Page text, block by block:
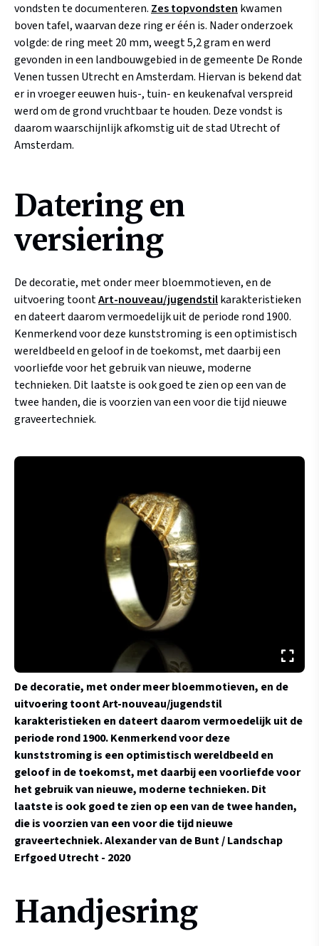
vondsten te documenteren. Zes topvondsten kwamen
boven tafel, waarvan deze ring er één is. Nader onderzoek
volgde: de ring meet 20 mm, weegt 5,2 gram en werd
gevonden in een landbouwgebied in de gemeente De Ronde
Venen tussen Utrecht en Amsterdam. Hiervan is bekend dat
er in vroeger eeuwen huis-, tuin- en keukenafval verspreid
werd om de grond vruchtbaar te houden. Deze vondst is
daarom waarschijnlijk afkomstig uit de stad Utrecht of
Amsterdam.
Datering en
versiering
De decoratie, met onder meer bloemmotieven, en de
uitvoering toontArt-nouveau/jugendstilkarakteristieken
en dateert daarom vermoedelijk uit de periode rond 1900.
Kenmerkend voor deze kunststroming is een optimistisch
wereldbeeld en geloof in de toekomst, met daarbij een
voorliefde voor het gebruik van nieuwe, moderne
technieken. Dit laatste is ook goed te zien op een van de
twee handen, die is voorzien van een voor die tijd nieuwe
graveertechniek.
De decoratie, met onder meer bloemmotieven, en de
uitvoering toont Art-nouveau/jugendstil
karakteristieken en dateert daarom vermoedelijk uit de
periode rond 1900. Kenmerkend voor deze
kunststroming is een optimistisch wereldbeeld en
geloof in de toekomst, met daarbij een voorliefde voor
het gebruik van nieuwe, moderne technieken. Dit
laatste is ook goed te zien op een van de twee handen,
die is voorzien van een voor die tijd nieuwe
graveertechniek.Alexander van de Bunt / Landschap
Erfgoed Utrecht - 2020
Handjesring